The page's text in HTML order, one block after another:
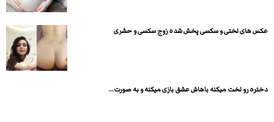
عکس های لختی و سکسی پخش شده زوج سکسی و حشری
دختره رو لخت میکنه باهاش عشق بازی میکنه و به صورت...